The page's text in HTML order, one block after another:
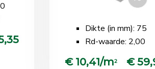
Dikte (in mm): 75
Rd-waarde: 2,00
€ 10,41/m2 €